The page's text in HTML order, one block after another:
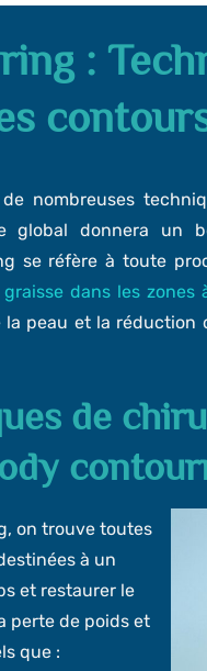
:
nombreuses
global donnera un
se réfère à toute
dans les zones
peau et la réduction
de
on trouve toutes
à un
et restaurer le
perte de poids et
que :